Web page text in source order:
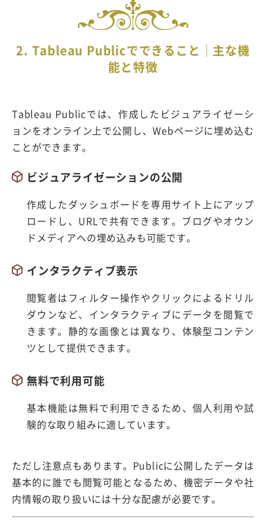
2. Tableau Publicでできること｜主な機
能と特徴
Tableau Publicでは、作成したビジュアライゼーシ
ョンをオンライン上で公開し、Webページに埋め込む
ことができます。
ビジュアライゼーションの公開
作成したダッシュボードを専用サイト上にアップ
ロードし、URLで共有できます。ブログやオウン
ドメディアへの埋め込みも可能です。
インタラクティブ表示
閲覧者はフィルター操作やクリックによるドリル
ダウンなど、インタラクティブにデータを閲覧で
きます。静的な画像とは異なり、体験型コンテン
ツとして提供できます。
無料で利用可能
基本機能は無料で利用できるため、個人利用や試
験的な取り組みに適しています。
ただし注意点もあります。Publicに公開したデータは
基本的に誰でも閲覧可能となるため、機密データや社
内情報の取り扱いには十分な配慮が必要です。